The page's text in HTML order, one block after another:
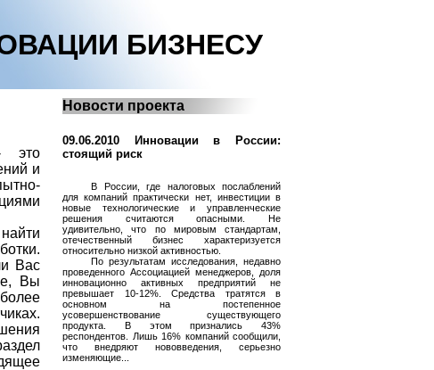
БИЗНЕСУ
это
и
Вас
Вы
Новости проекта
09.06.2010 Инновации в России:
стоящий риск
В России, где налоговых послаблений
для компаний практически нет, инвестиции в
новые технологические и управленческие
решения считаются опасными. Не
удивительно, что по мировым стандартам,
отечественный бизнес характеризуется
относительно низкой активностью.
По результатам исследования, недавно
проведенного Ассоциацией менеджеров, доля
инновационно активных предприятий не
превышает 10-12%. Средства тратятся в
основном на постепенное
усовершенствование существующего
продукта. В этом признались 43%
респондентов. Лишь 16% компаний сообщили,
что внедряют нововведения, серьезно
изменяющие...